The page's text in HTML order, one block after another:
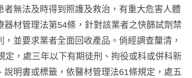
無法及時得到照護及救治，有重大危害人體
材管理法第54條，針對該業者之快篩試劑禁
並要求業者全面回收產品。倘經調查釐清，
，處三年以下有期徒刑、拘役或科或併科新
明書或標籤，依醫材管理法61條規定，處五